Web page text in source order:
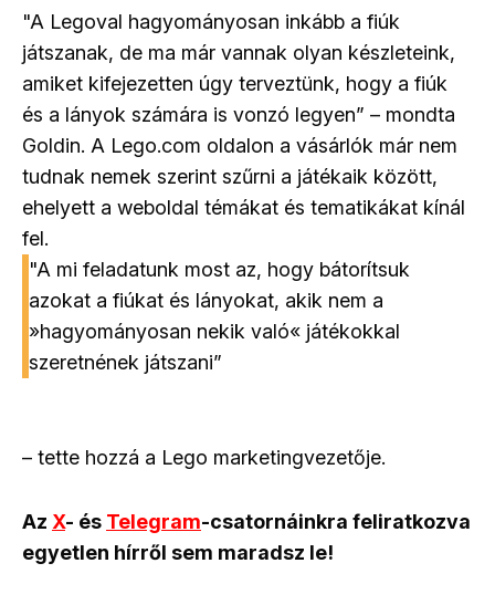
"A Legoval hagyományosan inkább a fiúk
játszanak, de ma már vannak olyan készleteink,
amiket kifejezetten úgy terveztünk, hogy a fiúk
és a lányok számára is vonzó legyen” – mondta
Goldin. A Lego.com oldalon a vásárlók már nem
tudnak nemek szerint szűrni a játékaik között,
ehelyett a weboldal témákat és tematikákat kínál
fel.
"A mi feladatunk most az, hogy bátorítsuk
azokat a fiúkat és lányokat, akik nem a
»hagyományosan nekik való«️ játékokkal
szeretnének játszani”
– tette hozzá a Lego marketingvezetője.
Az X- és Telegram-csatornáinkra feliratkozva
egyetlen hírről sem maradsz le!